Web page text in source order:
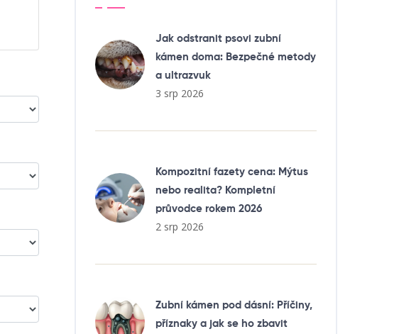
Jak odstranit psovi zubní
kámen doma: Bezpečné metody
a ultrazvuk
3 srp 2026
Kompozitní fazety cena: Mýtus
nebo realita? Kompletní
průvodce rokem 2026
2 srp 2026
Zubní kámen pod dásní: Příčiny,
příznaky a jak se ho zbavit